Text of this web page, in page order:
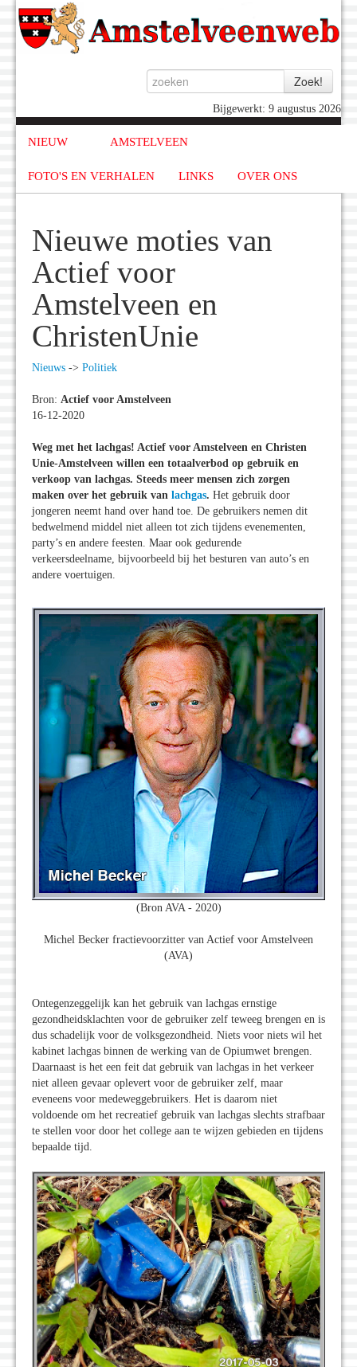
Bijgewerkt: 9 augustus 2026
NIEUW AMSTELVEEN
FOTO'S EN VERHALEN LINKS OVER ONS
Nieuwe moties van
Actief voor
Amstelveen en
ChristenUnie
Nieuws -> Politiek
Bron: Actief voor Amstelveen
16-12-2020
Weg met het lachgas! Actief voor Amstelveen en Christen
Unie-Amstelveen willen een totaalverbod op gebruik en
verkoop van lachgas. Steeds meer mensen zich zorgen
maken over het gebruik van lachgas. Het gebruik door
jongeren neemt hand over hand toe. De gebruikers nemen dit
bedwelmend middel niet alleen tot zich tijdens evenementen,
party’s en andere feesten. Maar ook gedurende
verkeersdeelname, bijvoorbeeld bij het besturen van auto’s en
andere voertuigen.
(Bron AVA - 2020)
Michel Becker fractievoorzitter van Actief voor Amstelveen
(AVA)
Ontegenzeggelijk kan het gebruik van lachgas ernstige
gezondheidsklachten voor de gebruiker zelf teweeg brengen en is
dus schadelijk voor de volksgezondheid. Niets voor niets wil het
kabinet lachgas binnen de werking van de Opiumwet brengen.
Daarnaast is het een feit dat gebruik van lachgas in het verkeer
niet alleen gevaar oplevert voor de gebruiker zelf, maar
eveneens voor medeweggebruikers. Het is daarom niet
voldoende om het recreatief gebruik van lachgas slechts strafbaar
te stellen voor door het college aan te wijzen gebieden en tijdens
bepaalde tijd.